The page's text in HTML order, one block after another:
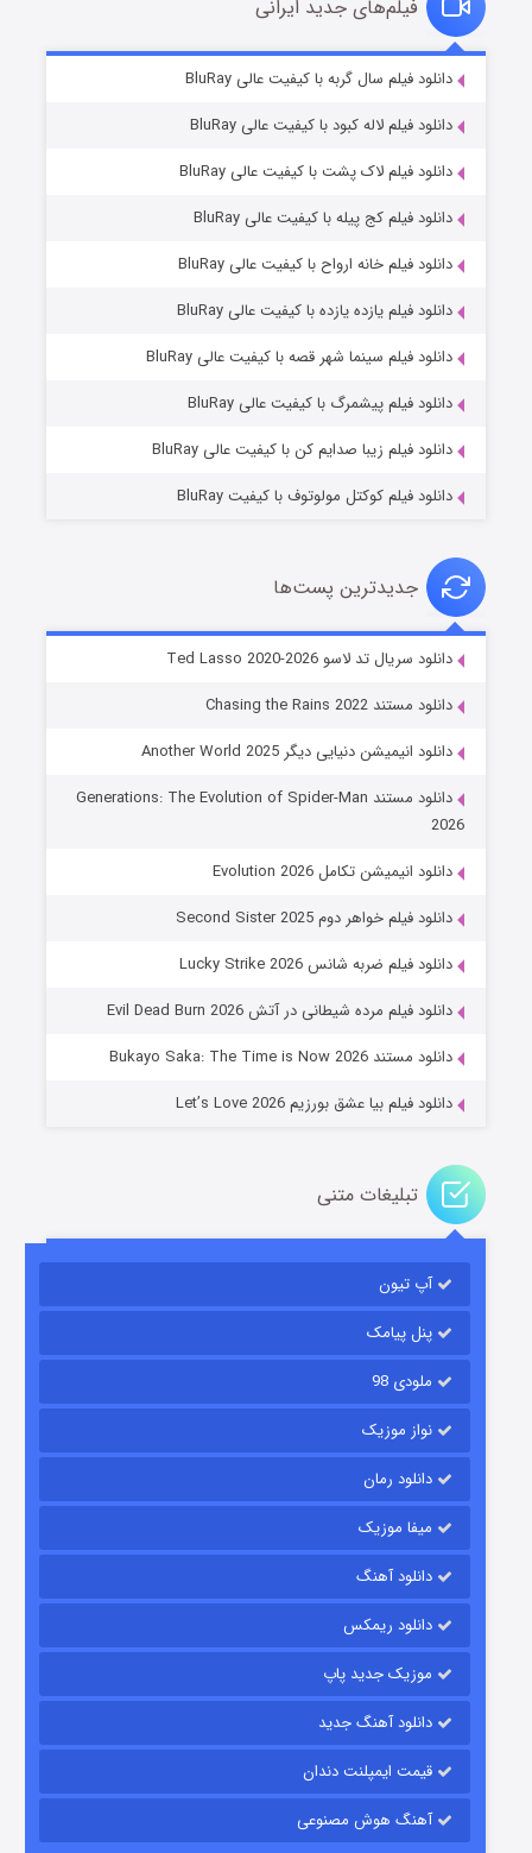
قسمت۷ (زیرنویس) منتشر شد
خاندان اژدها فصل ۳
جادوگری در مغولستان
باب اسفنجی فصل ۱۷
قسمت۶ (زیرنویس) منتشر شد
قسمت۱۵ (دوبله) منتشر شد
فیلم‌های جدید ایرانی
دانلود فیلم سال گربه با کیفیت عالی BluRay
دانلود فیلم لاله کبود با کیفیت عالی BluRay
دانلود فیلم لاک پشت با کیفیت عالی BluRay
دانلود فیلم کج‌ پیله با کیفیت عالی BluRay
دانلود فیلم خانه ارواح با کیفیت عالی BluRay
دانلود فیلم یازده یازده با کیفیت عالی BluRay
دانلود فیلم سینما شهر قصه با کیفیت عالی BluRay
دانلود فیلم پیشمرگ با کیفیت عالی BluRay
دانلود فیلم زیبا صدایم کن با کیفیت عالی BluRay
دانلود فیلم کوکتل مولوتوف با کیفیت BluRay
جدیدترین پست‌ها
دانلود سریال تد لاسو Ted Lasso 2020-2026
دانلود مستند Chasing the Rains 2022
دانلود انیمیشن دنیایی دیگر Another World 2025
دانلود مستند Generations: The Evolution of Spider-Man
2026
دانلود انیمیشن تکامل Evolution 2026
دانلود فیلم خواهر دوم Second Sister 2025
دانلود فیلم ضربه شانس Lucky Strike 2026
دانلود فیلم مرده شیطانی در آتش Evil Dead Burn 2026
دانلود مستند Bukayo Saka: The Time is Now 2026
دانلود فیلم بیا عشق بورزیم Let’s Love 2026
تبلیغات متنی
آپ تیون
پنل پیامک
ملودی 98
نواز موزیک
دانلود رمان
میفا موزیک
دانلود آهنگ
دانلود ریمکس
موزیک جدید پاپ
دانلود آهنگ جدید
قیمت ایمپلنت دندان
آهنگ هوش مصنوعی